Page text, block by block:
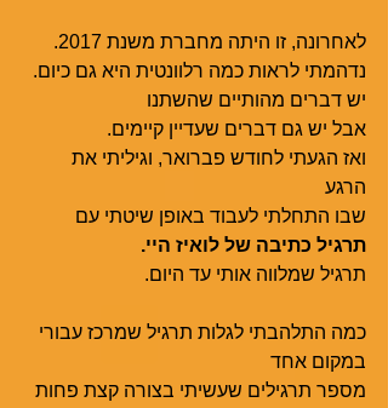
לאחרונה, זו היתה מחברת משנת 2017.
נדהמתי לראות כמה רלוונטית היא גם כיום.
יש דברים מהותיים שהשתנו
אבל יש גם דברים שעדיין קיימים.
ואז הגעתי לחודש פברואר, וגיליתי את
הרגע
שבו התחלתי לעבוד באופן שיטתי עם
תרגיל כתיבה של לואיז היי.
תרגיל שמלווה אותי עד היום.
כמה התלהבתי לגלות תרגיל שמרכז עבורי
במקום אחד
מספר תרגילים שעשיתי בצורה קצת פחות